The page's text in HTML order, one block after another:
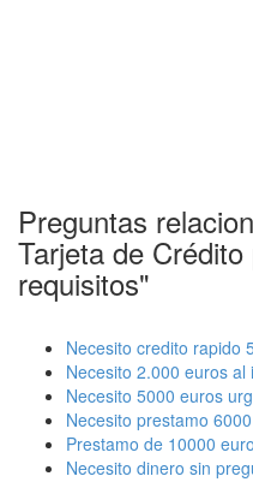
Preguntas
Tarjeta de
requisitos"
Necesito credito rapido
Necesito 2.000 euros al
Necesito 5000 euros
Necesito prestamo
Prestamo de 10000
Necesito dinero sin